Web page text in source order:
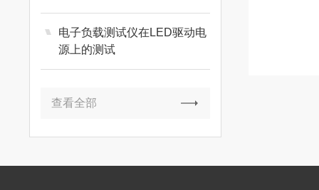
电子负载测试仪在LED驱动电
源上的测试
查看全部